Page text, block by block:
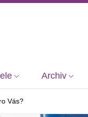
Archiv
Vás?